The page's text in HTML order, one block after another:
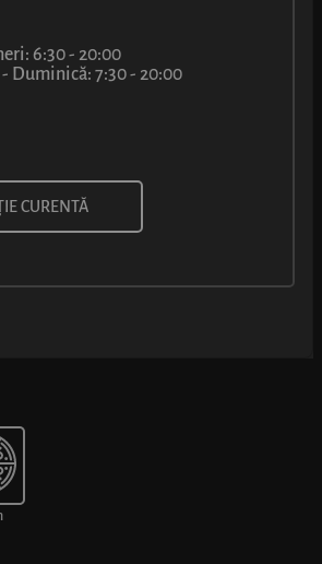
fină, rondele de salam, măsline grecești,
6:30 - 20:00
Duminică: 7:30 - 20:00
CURENTĂ